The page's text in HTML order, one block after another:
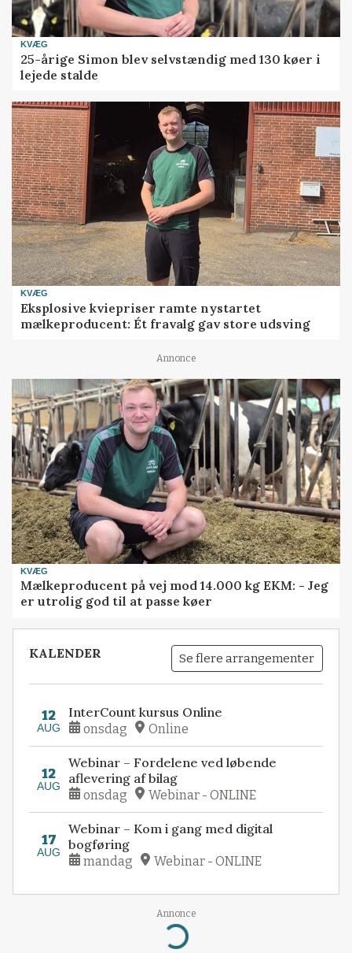
KVÆG
25-årige Simon blev selvstændig med 130 køer i
lejede stalde
KVÆG
Eksplosive kviepriser ramte nystartet
mælkeproducent: Ét fravalg gav store udsving
Annonce
KVÆG
Mælkeproducent på vej mod 14.000 kg EKM: - Jeg
er utrolig god til at passe køer
KALENDER Se flere arrangementer
12
AUG
InterCount kursus Online
onsdag Online
12
AUG
Webinar – Fordelene ved løbende
aflevering af bilag
onsdag Webinar - ONLINE
17
AUG
Webinar – Kom i gang med digital
bogføring
mandag Webinar - ONLINE
Annonce
Loading...